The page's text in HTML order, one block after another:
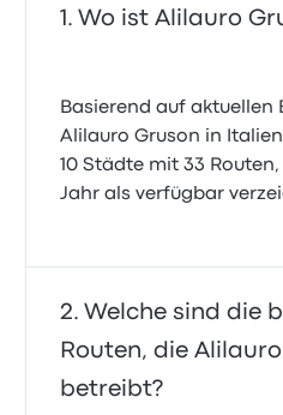
Wo ist Alilauro
Basierend auf aktuellen
Alilauro Gruson in
10 Städte mit 33
Jahr als verfügbar
Welche sind die
Routen, die
betreibt?